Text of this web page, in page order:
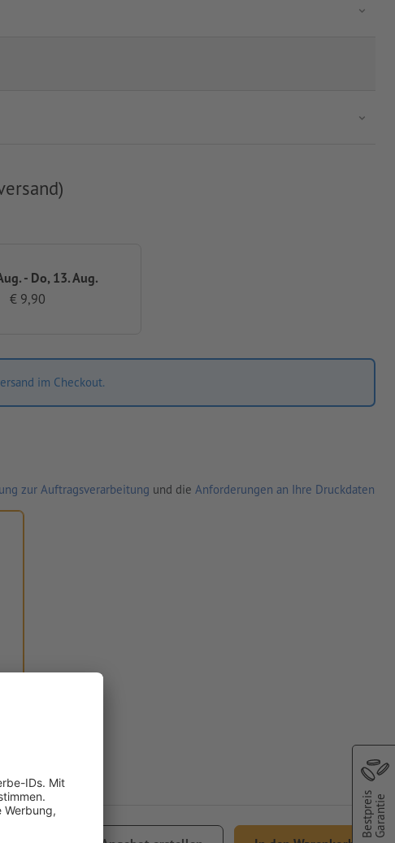
- Do, 13. Aug.
€ 9,90
im Checkout.
zur Auftragsverarbeitung und die Anforderungen an Ihre Druckdaten
BestpreisGarantie